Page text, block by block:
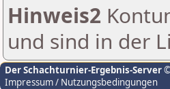
Hinweis2
und sind in der
Der Schachturnier-Ergebnis-Server
Impressum / Nutzungsbedingungen